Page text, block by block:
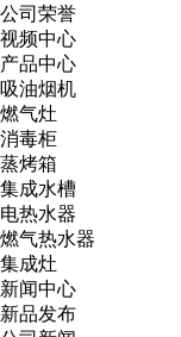
公司荣誉
视频中心
产品中心
吸油烟机
燃气灶
消毒柜
蒸烤箱
集成水槽
电热水器
燃气热水器
集成灶
新闻中心
新品发布